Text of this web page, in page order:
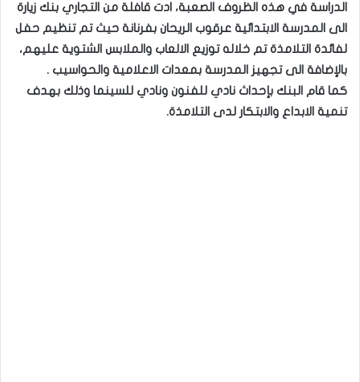
الدراسة في هذه الظروف الصعبة، ادت قافلة من التجاري بنك زيارة
الى المدرسة الابتدائية عرقوب الريحان بفرنانة حيث تم تنظيم حفل
لفائدة التلامذة تم خلاله توزيع الالعاب والملابس الشتوية عليهم،
بالإضافة الى تجهيز المدرسة بمعدات الاعلامية والحواسيب .
كما قام البنك بإحداث نادي للفنون ونادي للسينما وذلك بهدف
تنمية الابداع والابتكار لدى التلامذة.